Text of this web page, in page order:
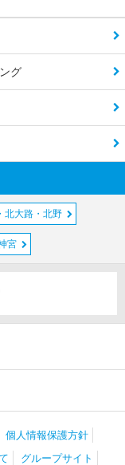
グ
北大路・北野
宮
個人情報保護方針
グループサイト